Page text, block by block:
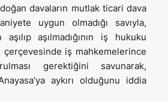
davaların mutlak ticari dava
uygun olmadığı savıyla,
aşılmadığının iş hukuku
çerçevesinde iş mahkemelerince
gerektiğini savunarak,
aykırı olduğunu iddia